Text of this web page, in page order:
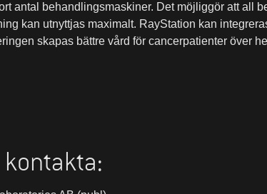
antal behandlingsmaskiner. Det möjliggör att all
kan utnyttjas maximalt. RayStation kan
skapas bättre vård för cancerpatienter över